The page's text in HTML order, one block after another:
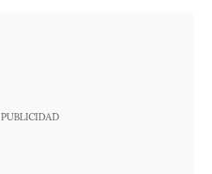
PUBLICIDAD